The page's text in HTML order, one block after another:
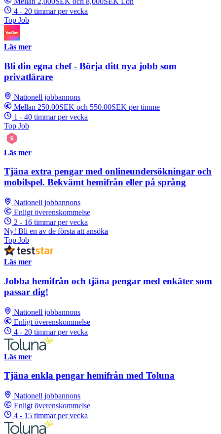
4 - 20 timmar per vecka
Top Job
Läs mer
Bli din egna chef - Börja ditt nya jobb som
privatlärare
Nationell jobbannons
Mellan 250.00SEK och 550.00SEK per timme
1 - 40 timmar per vecka
Top Job
Läs mer
Tjäna extra pengar med onlineundersökningar och
mobilspel. Bekvämt hemifrån eller på språng
Nationell jobbannons
Enligt överenskommelse
2 - 16 timmar per vecka
Ny! Bli en av de första att ansöka
Top Job
Läs mer
Jobba hemifrån och tjäna pengar med enkäter som
passar dig!
Nationell jobbannons
Enligt överenskommelse
4 - 20 timmar per vecka
Läs mer
Tjäna enkla pengar hemifrån med Toluna
Nationell jobbannons
Enligt överenskommelse
4 - 15 timmar per vecka